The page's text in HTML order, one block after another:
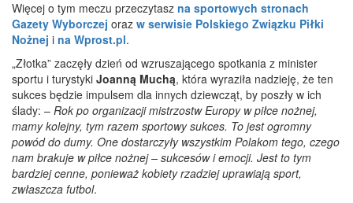
Więcej o tym meczu przeczytasz na sportowych stronach
Gazety Wyborczej oraz w serwisie Polskiego Związku Piłki
Nożnej i na Wprost.pl.
„Złotka” zaczęły dzień od wzruszającego spotkania z minister
sportu i turystyki Joanną Muchą, która wyraziła nadzieję, że ten
sukces będzie impulsem dla innych dziewcząt, by poszły w ich
ślady: – Rok po organizacji mistrzostw Europy w piłce nożnej,
mamy kolejny, tym razem sportowy sukces. To jest ogromny
powód do dumy. One dostarczyły wszystkim Polakom tego, czego
nam brakuje w piłce nożnej – sukcesów i emocji. Jest to tym
bardziej cenne, ponieważ kobiety rzadziej uprawiają sport,
zwłaszcza futbol.